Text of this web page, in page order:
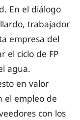
En el diálogo
trabajador
empresa del
el ciclo de FP
agua.
en valor
el empleo de
con los